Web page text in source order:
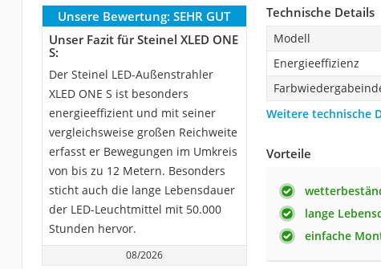
Unsere Bewertung: SEHR GUT
Unser Fazit für Steinel XLED ONE
S:
Der Steinel LED-Außenstrahler
XLED ONE S ist besonders
energieeffizient und mit seiner
vergleichsweise großen Reichweite
erfasst er Bewegungen im Umkreis
von bis zu 12 Metern. Besonders
sticht auch die lange Lebensdauer
der LED-Leuchtmittel mit 50.000
Stunden hervor.
08/2026
Technische Details
Modell
Energieeffizienz
Weitere technische
Vorteile
lange
einfache